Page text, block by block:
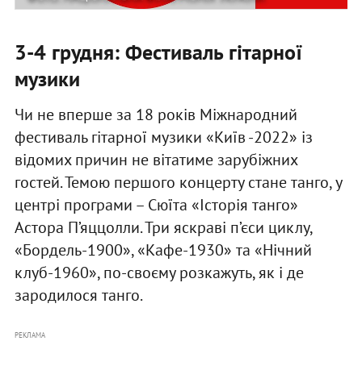
3-4 грудня: Фестиваль гітарної
музики
Чи не вперше за 18 років Міжнародний
фестиваль гітарної музики «Київ -2022» із
відомих причин не вітатиме зарубіжних
гостей. Темою першого концерту стане танго, у
центрі програми – Сюїта «Історія танго»
Астора П’яццолли. Три яскраві п’єси циклу,
«Бордель-1900», «Кафе-1930» та «Нічний
клуб-1960», по-своєму розкажуть, як і де
зародилося танго.
РЕКЛАМА